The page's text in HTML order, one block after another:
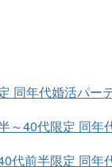
同年代婚活パー
～40代限定 同年
代前半限定 同年